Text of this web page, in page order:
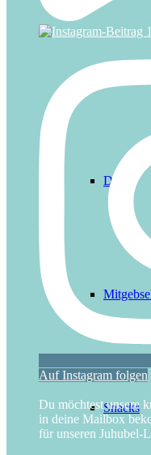
Basteln
Deko
Snacks
Auf Instagram folgen
Du möchtest unsere
in deine Mailbox
für unseren Juhubel-